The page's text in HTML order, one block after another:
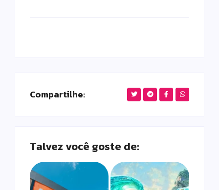
Compartilhe:
Talvez você goste de: